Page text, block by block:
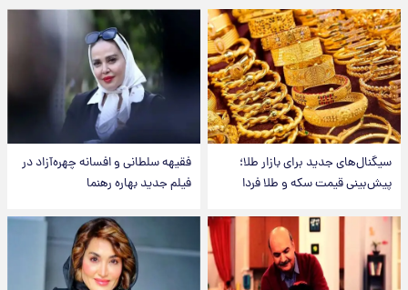
سیگنال‌های جدید برای بازار طلا؛
پیش‌بینی قیمت سکه و طلا فردا
فقیهه سلطانی و افسانه چهره‌آزاد در
فیلم جدید بهاره رهنما